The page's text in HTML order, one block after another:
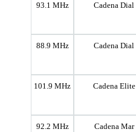
93.1 MHz Cadena Dial
88.9 MHz Cadena Dial
101.9 MHz Cadena Elite
92.2 MHz Cadena Mar